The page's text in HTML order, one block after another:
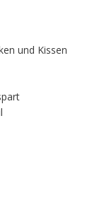
und Kissen